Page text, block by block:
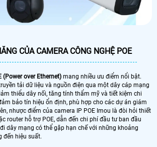
CỦA CAMERA CÔNG NGHỆ POE
(Power over Ethernet) mang nhiều ưu điểm nổi bật.
tải dữ liệu và nguồn điện qua một dây cáp mạng
thiểu dây nối, tăng tính thẩm mỹ và tiết kiệm chi
bảo tín hiệu ổn định, phù hợp cho các dự án giám
nhược điểm của camera IP POE Imou là đòi hỏi thiết
router hỗ trợ POE, dẫn đến chi phí đầu tư ban đầu
dây mạng có thể gặp hạn chế với những khoảng
đến hiệu suất.